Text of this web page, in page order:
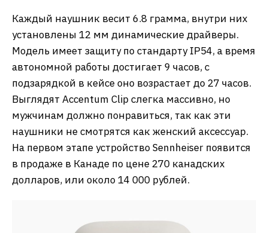
Каждый наушник весит 6.8 грамма, внутри них
установлены 12 мм динамические драйверы.
Модель имеет защиту по стандарту IP54, а время
автономной работы достигает 9 часов, с
подзарядкой в кейсе оно возрастает до 27 часов.
Выглядят Accentum Clip слегка массивно, но
мужчинам должно понравиться, так как эти
наушники не смотрятся как женский аксессуар.
На первом этапе устройство Sennheiser появится
в продаже в Канаде по цене 270 канадских
долларов, или около 14 000 рублей.